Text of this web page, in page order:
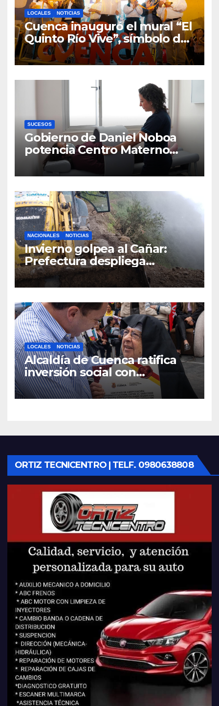
LOCALES NOTICIAS
Cuenca inauguró el mural “El
Quinto Río Vive”, símbolo de
la defensa ciudadana del
agua
SUCESOS
Gobierno de Daniel Noboa
potencia Centro Materno
Infantil y Emergencias en
Cuenca con nuevos equipos
NACIONALES NOTICIAS
Invierno golpea al Cañar:
Prefectura despliega
maquinaria en toda la
provincia para mantener las
LOCALES NOTICIAS
Alcaldía de Cuenca ratifica
inversión social con
fundaciones e instituciones
locales
ORTIZ TECNICENTRO | TELF. 0980638808